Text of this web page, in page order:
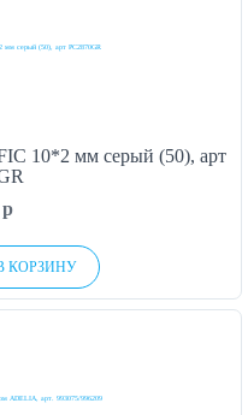
10*2 мм серый (50), арт
p
КОРЗИНУ